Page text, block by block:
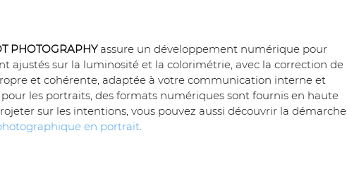
PHOTOGRAPHY assure un développement numérique pour
ajustés sur la luminosité et la colorimétrie, avec la correction de
et cohérente, adaptée à votre communication interne et
les portraits, des formats numériques sont fournis en haute
sur les intentions, vous pouvez aussi découvrir la démarche
en portrait.